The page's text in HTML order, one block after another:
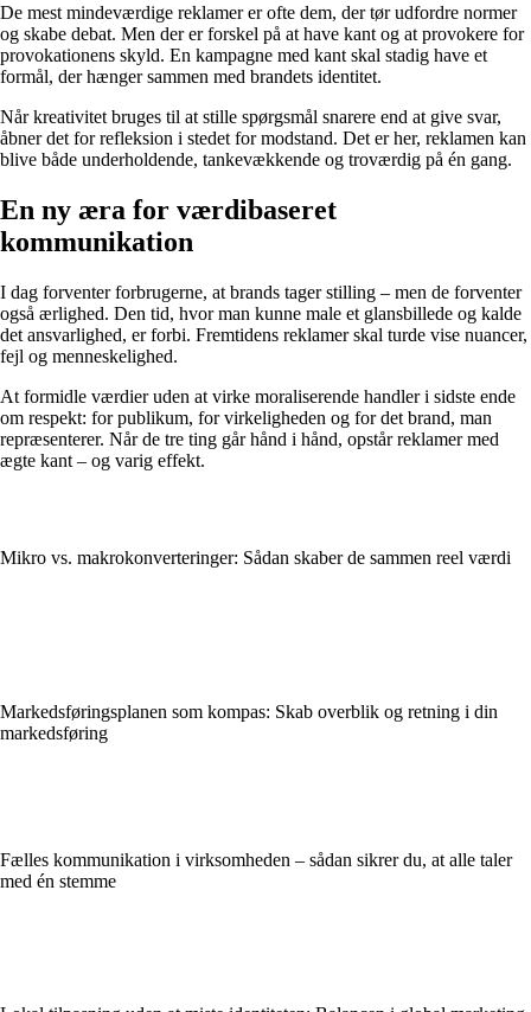
De mest mindeværdige reklamer er ofte dem, der tør udfordre normer
og skabe debat. Men der er forskel på at have kant og at provokere for
provokationens skyld. En kampagne med kant skal stadig have et
formål, der hænger sammen med brandets identitet.
Når kreativitet bruges til at stille spørgsmål snarere end at give svar,
åbner det for refleksion i stedet for modstand. Det er her, reklamen kan
blive både underholdende, tankevækkende og troværdig på én gang.
En ny æra for værdibaseret
kommunikation
I dag forventer forbrugerne, at brands tager stilling – men de forventer
også ærlighed. Den tid, hvor man kunne male et glansbillede og kalde
det ansvarlighed, er forbi. Fremtidens reklamer skal turde vise nuancer,
fejl og menneskelighed.
At formidle værdier uden at virke moraliserende handler i sidste ende
om respekt: for publikum, for virkeligheden og for det brand, man
repræsenterer. Når de tre ting går hånd i hånd, opstår reklamer med
ægte kant – og varig effekt.
Mikro vs. makrokonverteringer: Sådan skaber de sammen reel værdi
Markedsføringsplanen som kompas: Skab overblik og retning i din
markedsføring
Fælles kommunikation i virksomheden – sådan sikrer du, at alle taler
med én stemme